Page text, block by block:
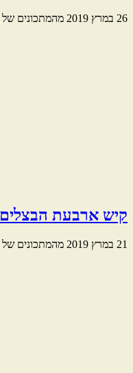
26 במרץ 2019 מהמתכונים של
קיש ארבעת הבצלים
21 במרץ 2019 מהמתכונים של